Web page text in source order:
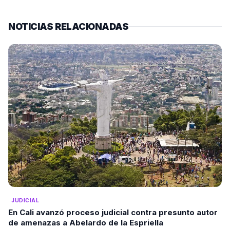
NOTICIAS RELACIONADAS
JUDICIAL
En Cali avanzó proceso judicial contra presunto autor
de amenazas a Abelardo de la Espriella